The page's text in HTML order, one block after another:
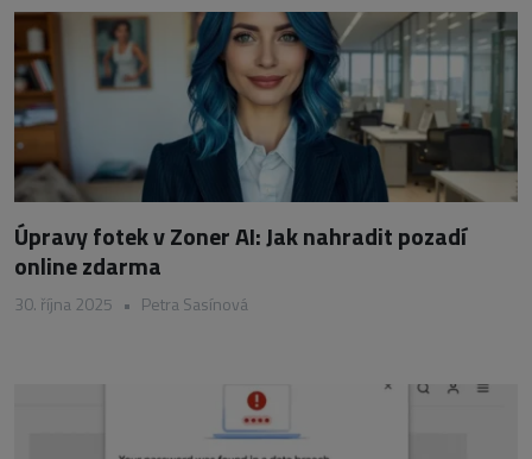
Úpravy fotek v Zoner AI: Jak nahradit pozadí
online zdarma
30. října 2025 • Petra Sasínová